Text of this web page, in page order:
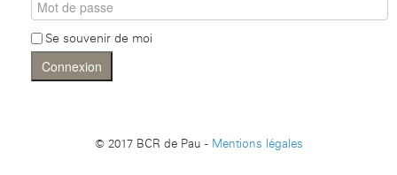
Se souvenir de moi
Connexion
© 2017 BCR de Pau - Mentions légales